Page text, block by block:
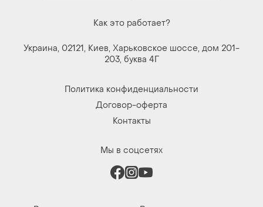
Как это работает?
Украина, 02121, Киев, Харьковское шоссе, дом 201-
203, буква 4Г
Политика конфиденциальности
Договор-оферта
Контакты
Мы в соцсетях